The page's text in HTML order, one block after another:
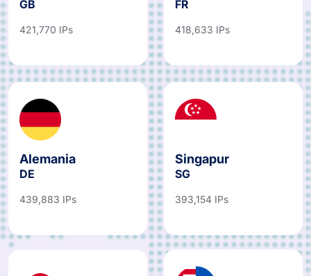
Reino Unido
GB
Francia
FR
Alemania
DE
Singapur
SG